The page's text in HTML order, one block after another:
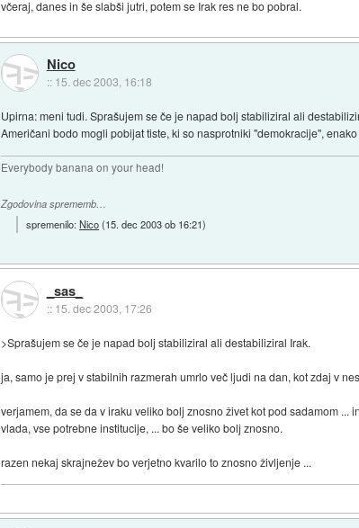
včeraj, danes in še slabši jutri, potem se Irak res ne bo pobral.
Nico
:: 15. dec 2003, 16:18
Upirna: meni tudi. Sprašujem se če je napad bolj stabiliziral ali
Američani bodo mogli pobijat tiste, ki so nasprotniki "demokracije",
Everybody banana on your head!
Zgodovina sprememb…
spremenilo:Nico(15. dec 2003 ob 16:21)
_sas_
:: 15. dec 2003, 17:26
>Sprašujem se če je napad bolj stabiliziral ali destabiliziral Irak.
ja, samo je prej v stabilnih razmerah umrlo več ljudi na dan, kot zdaj v
verjamem, da se da v iraku veliko bolj znosno živet kot pod sadamom
vlada, vse potrebne institucije, ... bo še veliko bolj znosno.
razen nekaj skrajnežev bo verjetno kvarilo to znosno življenje ...